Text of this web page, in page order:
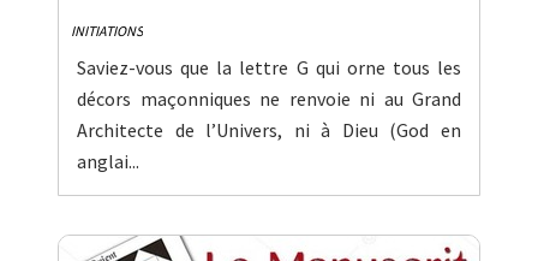
INITIATIONS
Saviez-vous que la lettre G qui orne tous les
décors maçonniques ne renvoie ni au Grand
Architecte de l’Univers, ni à Dieu (God en
anglai...